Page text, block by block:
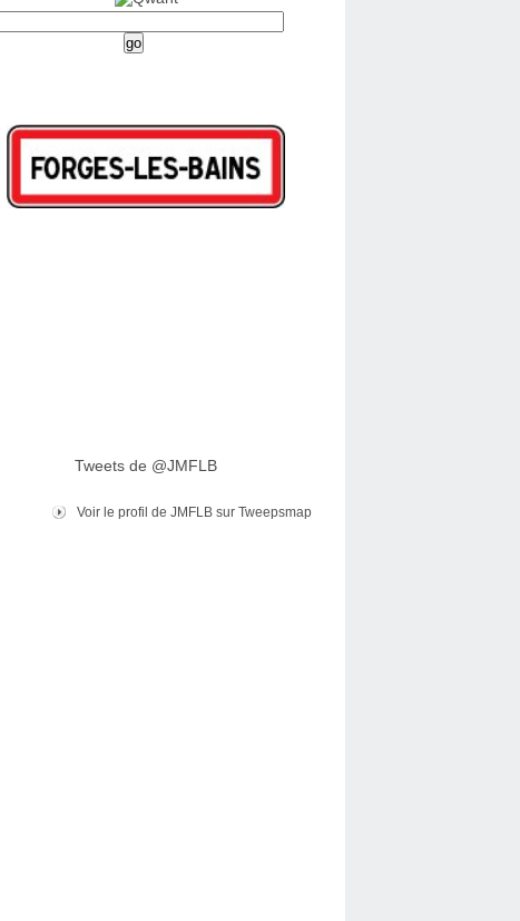
Tweets de @JMFLB
Voir le profil de JMFLB sur Tweepsmap